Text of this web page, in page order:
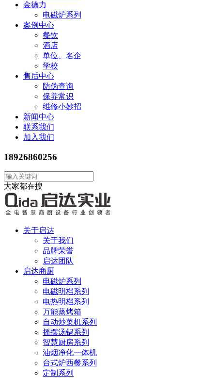
金德力
电磁炉系列
案例中心
餐饮
酒店
单位、名企
学校
售后中心
防伪查询
保养常识
维修小妙招
新闻中心
联系我们
加入我们
18926860256
大家都在搜
关于启达
关于我们
品牌荣誉
启达团队
启达商厨
电磁炉系列
电磁明档系列
电热明档系列
万能蒸烤箱
自动炒菜机系列
摇摆汤锅系列
智慧厨房系列
油烟净化一体机
台式炉西餐系列
定制系列